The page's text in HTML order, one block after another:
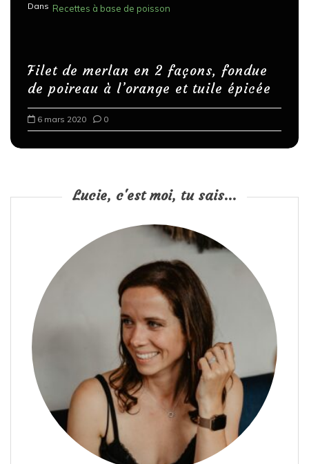
Dans Recettes à base de poisson
Filet de merlan en 2 façons, fondue
de poireau à l’orange et tuile épicée
6 mars 2020 0
Lucie, c'est moi, tu sais...